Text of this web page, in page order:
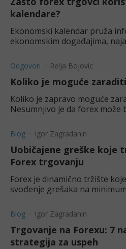
kalendare?
Ekonomski kalendar pruža
ekonomskim događajima,
Odgovori Relja Bojovic
Koliko je moguće
Koliko je zapravo moguće
Nesumnjivo je da forex
Blog Igor Zagradanin
Uobičajene greške koje
Forex trgovanju
Forex je dinamično tržište
svođenje grešaka na
Blog Igor Zagradanin
Trgovanje na Forexu: 7
strategija za uspeh